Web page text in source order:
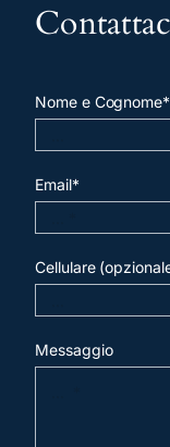
Nome e Cognome*
Email*
Cellulare
Messaggio